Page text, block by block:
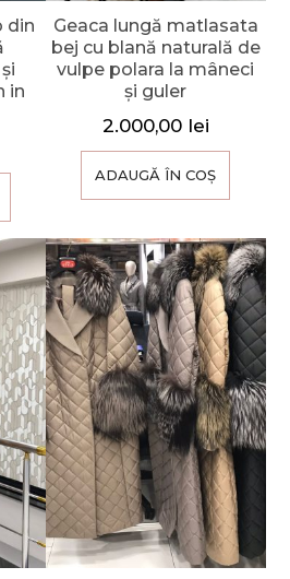
din
in
Geaca lungă matlasata
bej cu blană naturală de
vulpe polara la mâneci
și guler
2.000,00 lei
ADAUGĂ ÎN COȘ